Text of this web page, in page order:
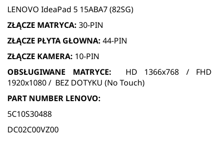
LENOVO IdeaPad 5 15ABA7 (82SG)
ZŁĄCZE MATRYCA: 30-PIN
ZŁĄCZE PŁYTA GŁOWNA: 44-PIN
ZŁĄCZE KAMERA: 10-PIN
OBSŁUGIWANE MATRYCE: HD 1366x768 / FHD
1920x1080 / BEZ DOTYKU (No Touch)
PART NUMBER LENOVO:
5C10S30488
DC02C00VZ00